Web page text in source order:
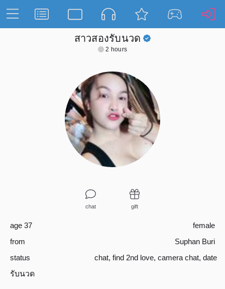
สาวสองรับนวด
2 hours
chat gift
age 37
female
from
Suphan Buri
status
chat, find 2nd love, camera chat, date
รับนวด